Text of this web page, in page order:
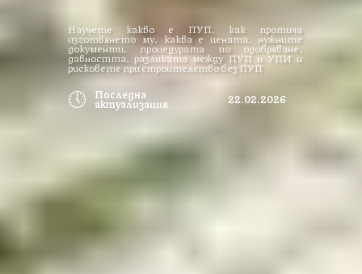
Научете какво е ПУП, как протича
изготвянето му, каква е цената, нужните
документи, процедурата по одобряване,
давността, разликата между ПУП и УПИ и
рисковете при строителство без ПУП
🕔 Последна
актуализация 22.02.2026